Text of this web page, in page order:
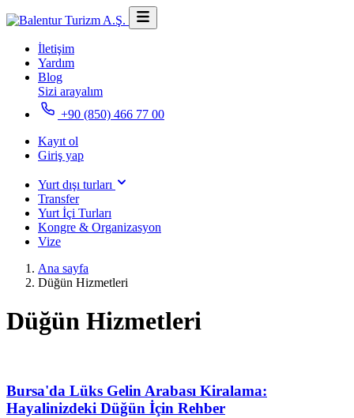
İletişim
Yardım
Blog
Sizi arayalım
+90 (850) 466 77 00
Kayıt ol
Giriş yap
Yurt dışı turları
Transfer
Yurt İçi Turları
Kongre & Organizasyon
Vize
Ana sayfa
Düğün Hizmetleri
Düğün Hizmetleri
Bursa'da Lüks Gelin Arabası Kiralama:
Hayalinizdeki Düğün İçin Rehber